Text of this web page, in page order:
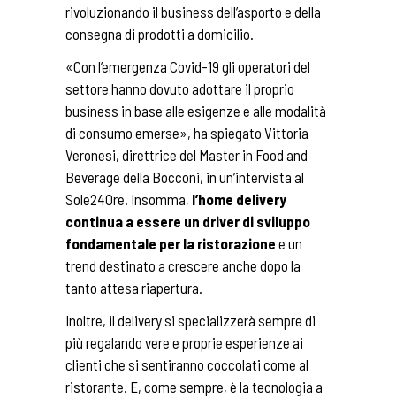
rivoluzionando il business dell’asporto e della
consegna di prodotti a domicilio.
«Con l’emergenza Covid-19 gli operatori del
settore hanno dovuto adottare il proprio
business in base alle esigenze e alle modalità
di consumo emerse», ha spiegato Vittoria
Veronesi, direttrice del Master in Food and
Beverage della Bocconi, in un’intervista al
Sole24Ore. Insomma, l’home delivery
continua a essere un driver di sviluppo
fondamentale per la ristorazione e un
trend destinato a crescere anche dopo la
tanto attesa riapertura.
Inoltre, il delivery si specializzerà sempre di
più regalando vere e proprie esperienze ai
clienti che si sentiranno coccolati come al
ristorante. E, come sempre, è la tecnologia a